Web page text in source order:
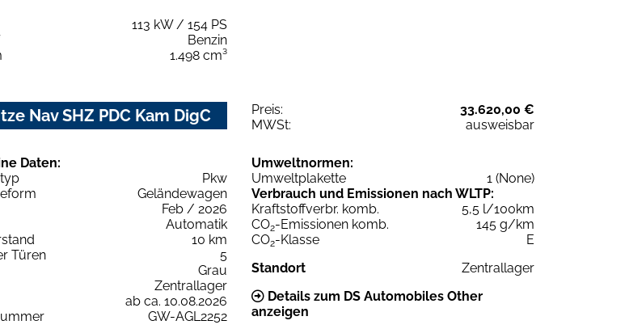
113 kW / 154 PS
Benzin
1.498 cm³
Nav SHZ PDC Kam DigC Preis:
33.620,00 €
MWSt:
ausweisbar
Daten:
Pkw
Geländewagen
Feb / 2026
Automatik
10 km
Türen
5
Grau
Zentrallager
ab ca. 10.08.2026
GW-AGL2252
Umweltnormen:
Umweltplakette
1 (None)
Verbrauch und Emissionen nach WLTP:
Kraftstoffverbr. komb.
5,5 l/100km
CO2-Emissionen komb.
145 g/km
CO2-Klasse
E
Standort
Zentrallager
Details zum DS Automobiles Other
anzeigen